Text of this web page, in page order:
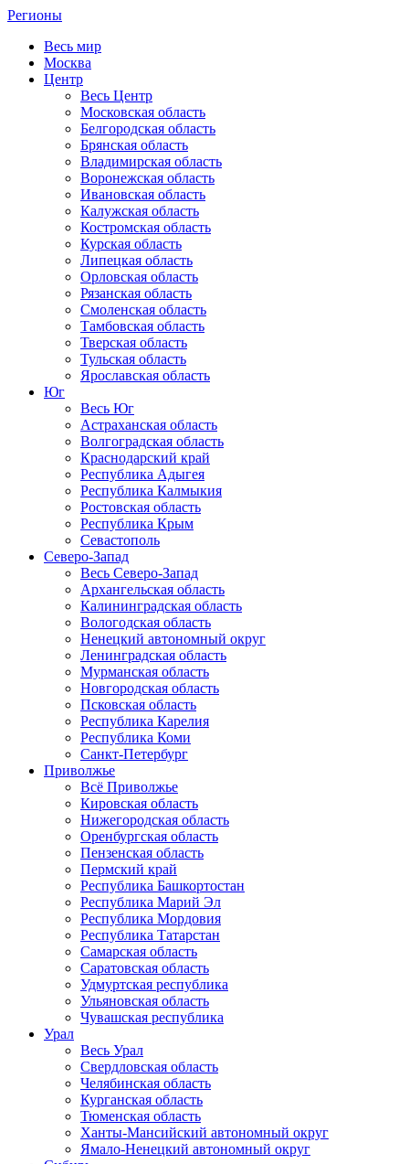
Регионы
Весь мир
Москва
Центр
Весь Центр
Московская область
Белгородская область
Брянская область
Владимирская область
Воронежская область
Ивановская область
Калужская область
Костромская область
Курская область
Липецкая область
Орловская область
Рязанская область
Смоленская область
Тамбовская область
Тверская область
Тульская область
Ярославская область
Юг
Весь Юг
Астраханская область
Волгоградская область
Краснодарский край
Республика Адыгея
Республика Калмыкия
Ростовская область
Республика Крым
Севастополь
Северо-Запад
Весь Северо-Запад
Архангельская область
Калининградская область
Вологодская область
Ненецкий автономный округ
Ленинградская область
Мурманская область
Новгородская область
Псковская область
Республика Карелия
Республика Коми
Санкт-Петербург
Приволжье
Всё Приволжье
Кировская область
Нижегородская область
Оренбургская область
Пензенская область
Пермский край
Республика Башкортостан
Республика Марий Эл
Республика Мордовия
Республика Татарстан
Самарская область
Саратовская область
Удмуртская республика
Ульяновская область
Чувашская республика
Урал
Весь Урал
Свердловская область
Челябинская область
Курганская область
Тюменская область
Ханты-Мансийский автономный округ
Ямало-Ненецкий автономный округ